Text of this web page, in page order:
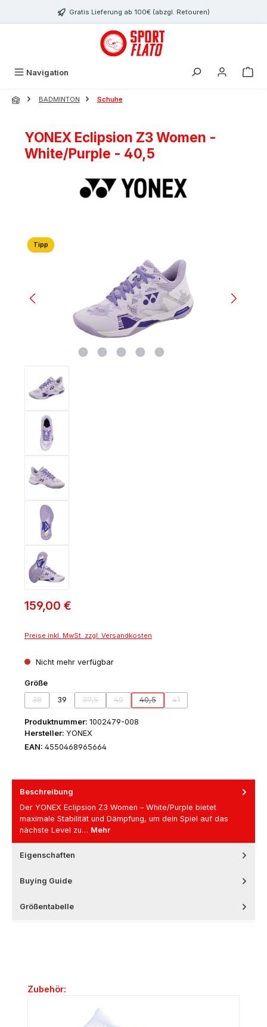
Zum Hauptinhalt springenGratis Lieferung ab 100€ (abzgl. Retouren)
Navigation
BADMINTON Schuhe
YONEX Eclipsion Z3 Women -
White/Purple - 40,5
Bildergalerie überspringen
Tipp
159,00 €
Preise inkl. MwSt. zzgl. Versandkosten
Nicht mehr verfügbar
Größeauswählen
38
(Diese Option ist zurzeit nicht verfügbar.)
39 39,5
(Diese Option ist zurzeit nicht verfügbar.)
40
(Diese Option ist zurzeit nicht verfügbar.)
40,5
(Diese Option ist zurzeit nicht
41
(Diese Option ist zurzeit
Produktnummer: 1002479-008
Hersteller: YONEX
EAN: 4550468965664
Beschreibung
Der YONEX Eclipsion Z3 Women – White/Purple bietet
maximale Stabilität und Dämpfung, um dein Spiel auf das
nächste Level zu… Mehr
Eigenschaften
Buying Guide
Größentabelle
Produktgalerie überspringen
Zubehör: